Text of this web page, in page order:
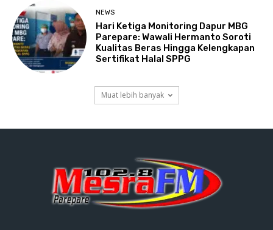
NEWS
Hari Ketiga Monitoring Dapur MBG
Parepare: Wawali Hermanto Soroti
Kualitas Beras Hingga Kelengkapan
Sertifikat Halal SPPG
Muat lebih banyak